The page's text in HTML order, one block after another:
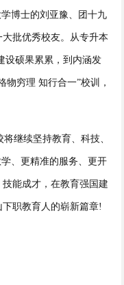
博士的刘亚豫、团十九
批优秀校友。从专升本
设硕果累累，到内涵发
物穷理 知行合一”校训，
继续坚持教育、科技、
、更精准的服务、更开
能成才，在教育强国建
职教育人的崭新篇章!